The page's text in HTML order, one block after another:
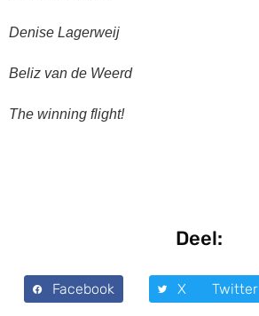
Denise Lagerweij
Beliz van de Weerd
The winning flight!
Deel:
Facebook X Twitter